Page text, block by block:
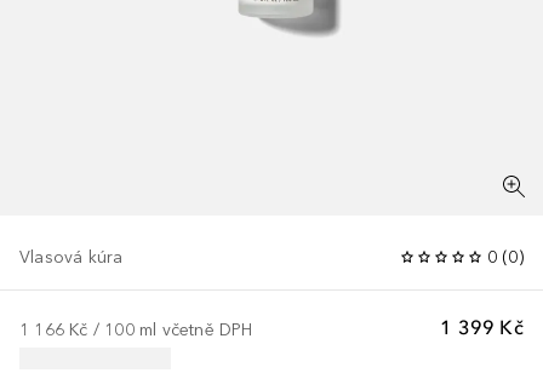
Vlasová kúra 0 (0)
1 399 Kč
1 166 Kč / 100 ml včetně DPH